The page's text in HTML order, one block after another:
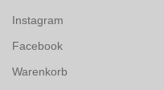
Instagram
Facebook
Warenkorb